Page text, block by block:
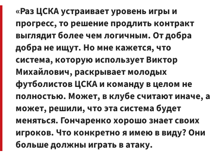
«Раз ЦСКА устраивает уровень игры и
прогресс, то решение продлить контракт
выглядит более чем логичным. От добра
добра не ищут. Но мне кажется, что
система, которую использует Виктор
Михайлович, раскрывает молодых
футболистов ЦСКА и команду в целом не
полностью. Может, в клубе считают иначе, а
может, решили, что эта система будет
меняться. Гончаренко хорошо знает своих
игроков. Что конкретно я имею в виду? Они
больше должны играть в атаку.